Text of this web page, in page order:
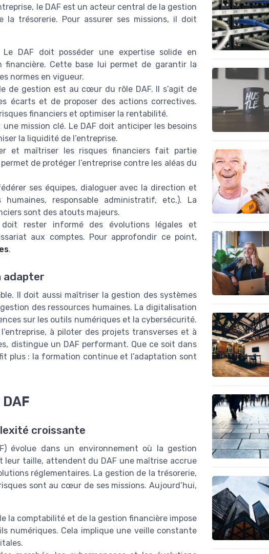
le DAF est un acteur central de la gestion
trésorerie. Pour assurer ses missions, il doit
Le DAF doit posséder une expertise solide en
Cette base lui permet de garantir la
normes en vigueur.
de gestion est au cœur du rôle DAF. Il s’agit de
écarts et de proposer des actions correctives.
financiers et optimiser la rentabilité.
mission clé. Le DAF doit anticiper les besoins
la liquidité de l’entreprise.
et maîtriser les risques financiers fait partie
de protéger l’entreprise contre les aléas du
ses équipes, dialoguer avec la direction et
responsable administratif, etc.). La
sont des atouts majeurs.
rester informé des évolutions légales et
aux comptes. Pour approfondir ce point,
.
adapter
Il doit aussi maîtriser la gestion des systèmes
des ressources humaines. La digitalisation
sur les outils numériques et la cybersécurité.
à piloter des projets transverses et à
distingue un DAF performant. Que ce soit dans
plus : la formation continue et l’adaptation sont
croissante
évolue dans un environnement où la gestion
leur taille, attendent du DAF une maîtrise accrue
réglementaires. La gestion de la trésorerie,
sont au cœur de ses missions. Aujourd’hui,
la comptabilité et de la gestion financière impose
numériques. Cela implique une veille constante